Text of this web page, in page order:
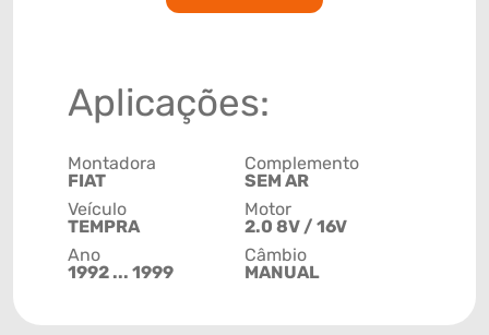
Aplicações:
Montadora
FIAT
Veículo
TEMPRA
Ano
1992 ... 1999
Complemento
SEM AR
Motor
2.0 8V / 16V
Câmbio
MANUAL